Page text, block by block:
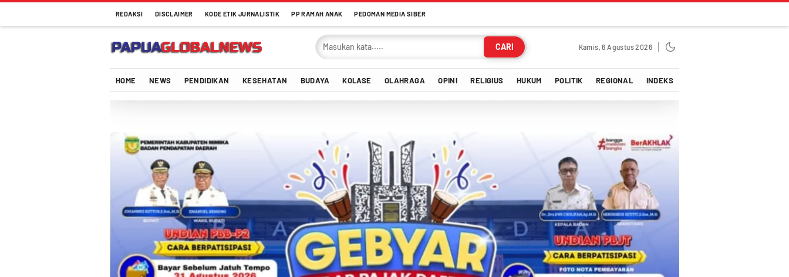
REDAKSI DISCLAIMER KODE ETIK JURNALISTIK PP RAMAH ANAK PEDOMAN MEDIA SIBER
CARI Kamis, 6 Agustus 2026
HOME NEWS PENDIDIKAN KESEHATAN BUDAYA KOLASE OLAHRAGA OPINI RELIGIUS HUKUM POLITIK REGIONAL INDEKS